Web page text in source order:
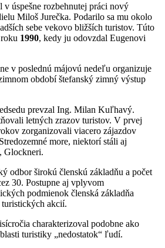
v úspešne rozbehnutej práci nový
Miloš Jurečka. Podarilo sa mu okolo
sebe vekovo bližších turistov. Túto
1990, kedy ju odovzdal Eugenovi
v poslednú májovú nedeľu organizuje
období štefanský zimný výstup
prevzal Ing. Milan Kuľhavý.
letných zrazov turistov. V prvej
zorganizovali viacero zájazdov
more, niektorí stáli aj
Glockneri.
odbor širokú členskú základňu a počet
30. Postupne aj vplyvom
podmienok členská základňa
turistických akcií.
charakterizoval podobne ako
turistiky „nedostatok“ ľudí.